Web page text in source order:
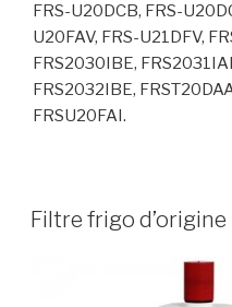
FRS-U20DCB, FRS-
U20FAV, FRS-U21DFV,
FRS2030IBE,
FRS2032IBE,
FRSU20FAI.
Filtre frigo